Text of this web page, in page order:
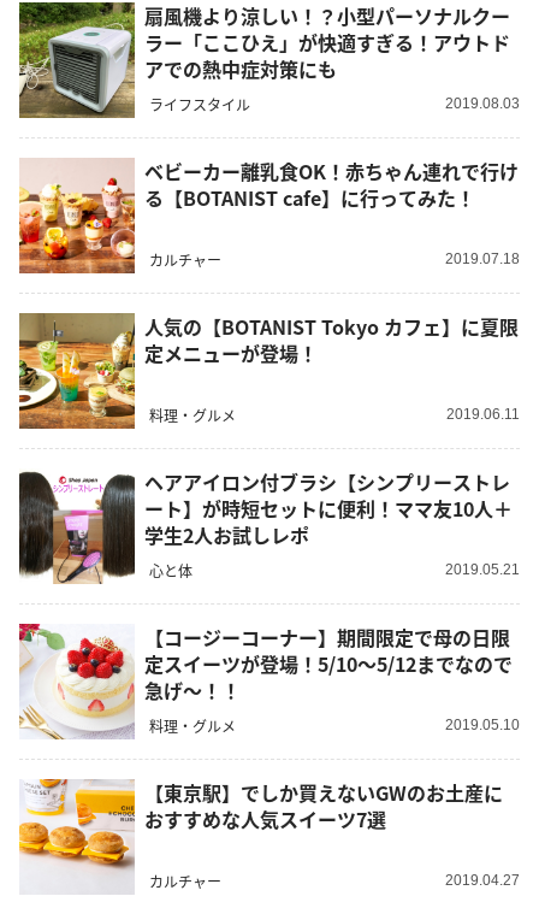
扇風機より涼しい！？小型パーソナルクー
ラー「ここひえ」が快適すぎる！アウトド
アでの熱中症対策にも
ライフスタイル 2019.08.03
ベビーカー離乳食OK！赤ちゃん連れで行け
る【BOTANIST cafe】に行ってみた！
カルチャー 2019.07.18
人気の【BOTANIST Tokyo カフェ】に夏限
定メニューが登場！
料理・グルメ 2019.06.11
ヘアアイロン付ブラシ【シンプリーストレ
ート】が時短セットに便利！ママ友10人＋
学生2人お試しレポ
心と体 2019.05.21
【コージーコーナー】期間限定で母の日限
定スイーツが登場！5/10～5/12までなので
急げ～！！
料理・グルメ 2019.05.10
【東京駅】でしか買えないGWのお土産に
おすすめな人気スイーツ7選
カルチャー 2019.04.27